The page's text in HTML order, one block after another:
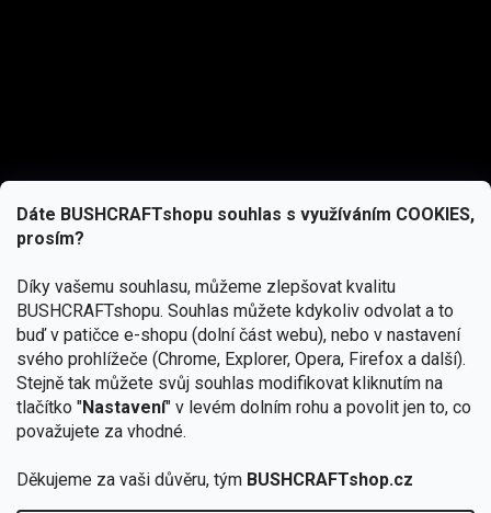
Dáte BUSHCRAFTshopu souhlas s využíváním COOKIES,
prosím?
Díky vašemu souhlasu, můžeme zlepšovat kvalitu
BUSHCRAFTshopu. Souhlas můžete kdykoliv odvolat a to
buď v patičce e-shopu (dolní část webu), nebo v nastavení
svého prohlížeče (Chrome, Explorer, Opera, Firefox a další).
Stejně tak můžete svůj souhlas modifikovat kliknutím na
tlačítko "Nastavení" v levém dolním rohu a povolit jen to, co
považujete za vhodné.
Děkujeme za vaši důvěru, tým BUSHCRAFTshop.cz
podmínkami ochrany osobních údajů